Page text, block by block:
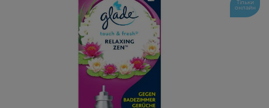
Тільки
онлайн